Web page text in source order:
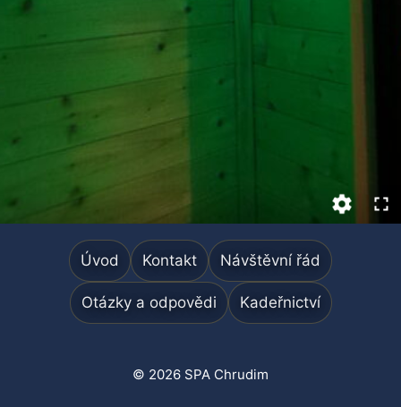
Úvod Kontakt Návštěvní řád
Otázky a odpovědi Kadeřnictví
© 2026 SPA Chrudim